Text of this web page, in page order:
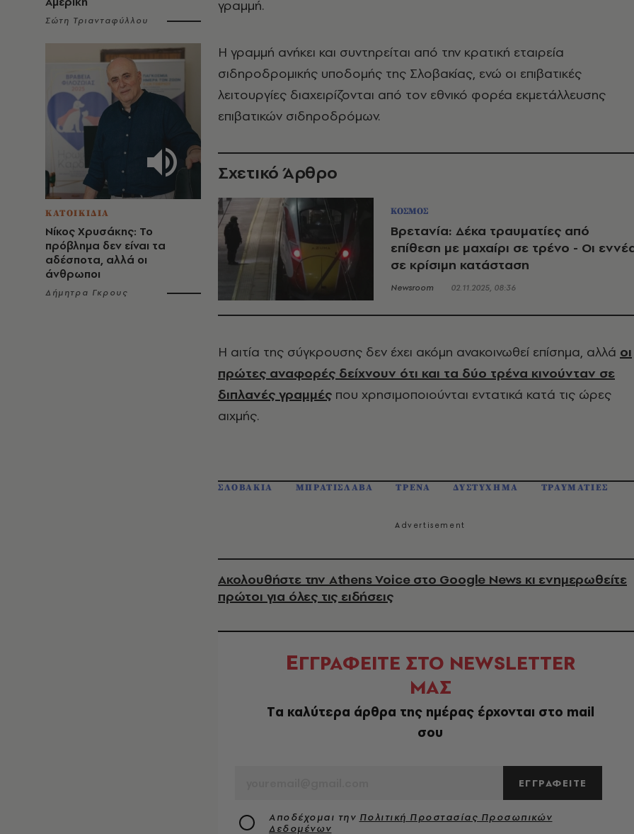
Σώτη Τριανταφύλλου
ΚΑΤΟΙΚΙΔΙΑ
Νίκος Χρυσάκης: Το
πρόβλημα δεν είναι τα
αδέσποτα, αλλά οι
άνθρωποι
Δήμητρα Γκρους
γραμμή.
Η γραμμή ανήκει και συντηρείται από την κρατική εταιρεία
σιδηροδρομικής υποδομής της Σλοβακίας, ενώ οι επιβατικές
λειτουργίες διαχειρίζονται από τον εθνικό φορέα εκμετάλλευσης
επιβατικών σιδηροδρόμων.
Σχετικό Άρθρο
ΚΟΣΜΟΣ
Βρετανία: Δέκα τραυματίες από
επίθεση με μαχαίρι σε τρένο - Οι
σε κρίσιμη κατάσταση
Newsroom 02.11.2025, 08:36
Η αιτία της σύγκρουσης δεν έχει ακόμη ανακοινωθεί επίσημα, αλλά οι
πρώτες αναφορές δείχνουν ότι και τα δύο τρένα κινούνταν σε
διπλανές γραμμές που χρησιμοποιούνται εντατικά κατά τις ώρες
αιχμής.
ΣΛΟΒΑΚΙΑ ΜΠΡΑΤΙΣΛΑΒΑ ΤΡΕΝΑ ΔΥΣΤΥΧΗΜΑ ΤΡΑΥΜΑΤΙΕΣ
Ακολουθήστε την Athens Voice στο Google News κι ενημερωθείτε
πρώτοι για όλες τις ειδήσεις
ΕΓΓΡΑΦΕΙΤΕ ΣΤΟ NEWSLETTER
ΜΑΣ
Tα καλύτερα άρθρα της ημέρας έρχονται στο mail
σου
ΕΓΓΡΑΦΕΙΤΕ
Αποδέχομαι την Πολιτική Προστασίας Προσωπικών
Δεδομένων